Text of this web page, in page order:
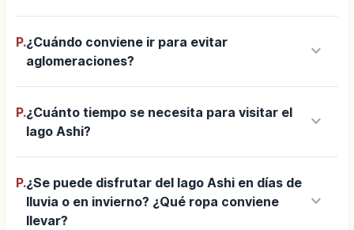
P.¿Cuándo conviene ir para evitar
aglomeraciones?
keyboard_arrow_down
P.¿Cuánto tiempo se necesita para visitar el
lago Ashi?
keyboard_arrow_down
P.¿Se puede disfrutar del lago Ashi en días de
lluvia o en invierno? ¿Qué ropa conviene
llevar?
keyboard_arrow_down